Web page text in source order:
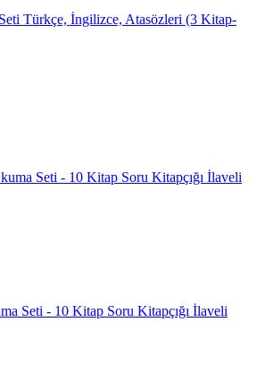
Türkçe, İngilizce, Atasözleri (3 Kitap-
Seti - 10 Kitap Soru Kitapçığı İlaveli